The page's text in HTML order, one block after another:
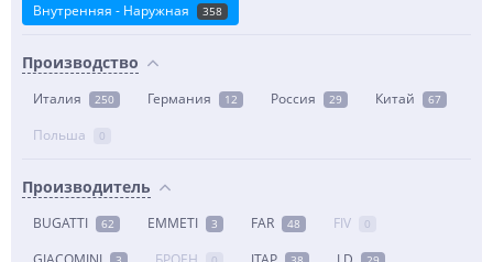
Внутренняя - Наружная 358
Производство
Италия 250 Германия 12 Россия 29 Китай 67
Польша 0
Производитель
BUGATTI 62 EMMETI 3 FAR 48 FIV 0